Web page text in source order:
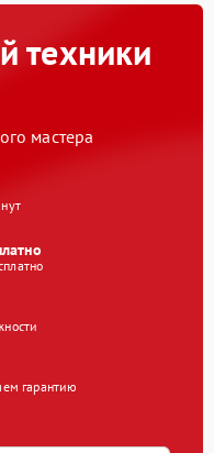
техники
мастера
гарантию